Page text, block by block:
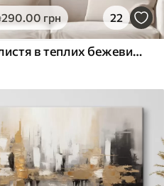
290.00 грн 22
Рельєфні листя в теплих бежевих тонах